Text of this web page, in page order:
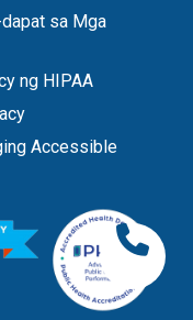
sa Mga
ng HIPAA
Accessible